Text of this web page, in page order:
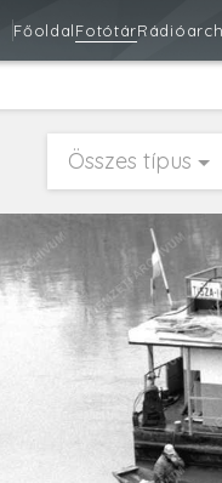
FőoldalFotótár
Összes típus